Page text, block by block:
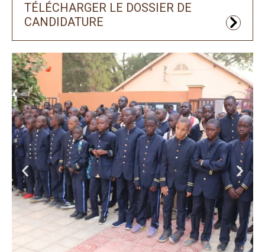
TÉLÉCHARGER LE DOSSIER DE
CANDIDATURE